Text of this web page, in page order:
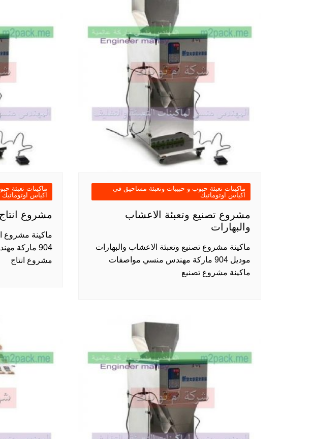
ماكينات تعبئة حبوب و حبيبات وتعبئة مساحيق في
اكياس اوتوماتيك
مشروع تصنيع وتعبئة الاعشاب
والبهارات
ماكينة مشروع تصنيع وتعبئة الاعشاب والبهارات
موديل 904 ماركة مهندس منسي مواصفات
ماكينة مشروع تصنيع
ماكينات تعبئة
اكياس اوتوماتيك
مشروع
ماكينة مشروع
904 ماركة
مشروع انتاج